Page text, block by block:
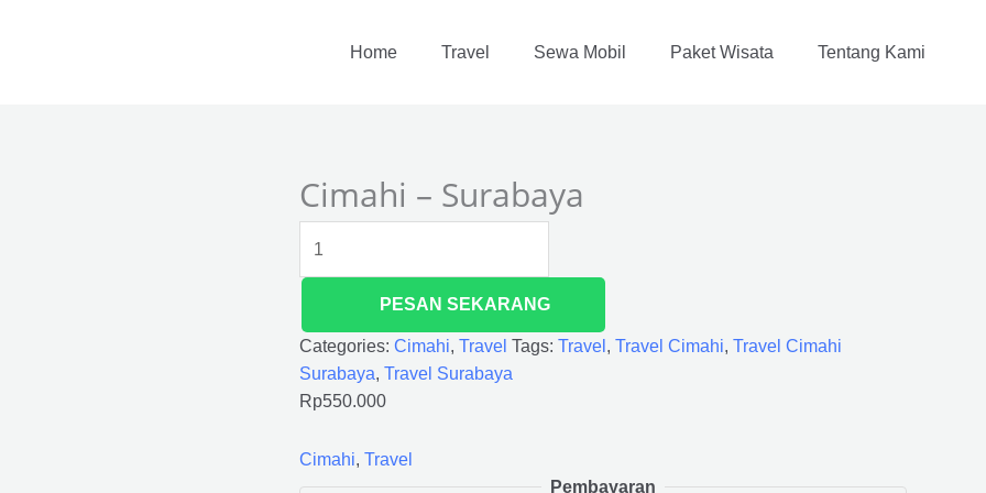
Home Travel Sewa Mobil Paket Wisata Tentang Kami
Cimahi – Surabaya
PESAN SEKARANG
Categories: Cimahi, Travel Tags: Travel , Travel Cimahi, Travel Cimahi
Surabaya, Travel Surabaya
Rp550.000
Cimahi, Travel
Pembayaran